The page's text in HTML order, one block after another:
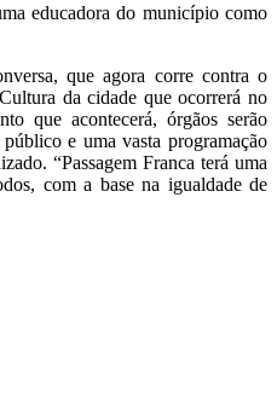
educadora do município como
que agora corre contra o
da cidade que ocorrerá no
que acontecerá, órgãos serão
e uma vasta programação
“Passagem Franca terá uma
com a base na igualdade de